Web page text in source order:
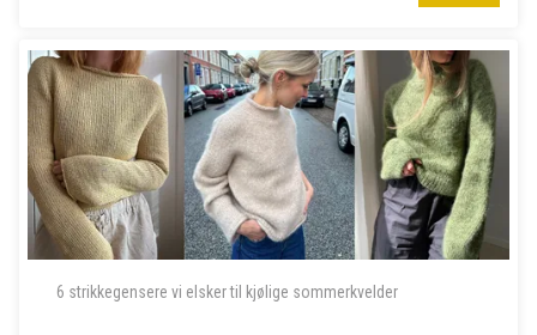
6 strikkegensere vi elsker til kjølige sommerkvelder